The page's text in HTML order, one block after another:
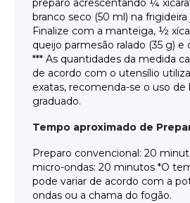
preparo acrescentando ¼
branco seco (50 ml) na
Finalize com a manteiga, ½
queijo parmesão ralado (35 g) e
*** As quantidades da medida
de acordo com o utensílio
exatas, recomenda-se o uso
graduado.
Tempo aproximado de
Preparo convencional: 20
micro-ondas: 20 minutos *O
pode variar de acordo com a
ondas ou a chama do fogão.